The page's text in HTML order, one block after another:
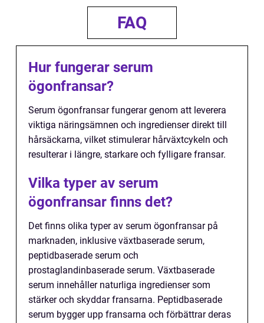
FAQ
Hur fungerar serum
ögonfransar?
Serum ögonfransar fungerar genom att leverera
viktiga näringsämnen och ingredienser direkt till
hårsäckarna, vilket stimulerar hårväxtcykeln och
resulterar i längre, starkare och fylligare fransar.
Vilka typer av serum
ögonfransar finns det?
Det finns olika typer av serum ögonfransar på
marknaden, inklusive växtbaserade serum,
peptidbaserade serum och
prostaglandinbaserade serum. Växtbaserade
serum innehåller naturliga ingredienser som
stärker och skyddar fransarna. Peptidbaserade
serum bygger upp fransarna och förbättrar deras